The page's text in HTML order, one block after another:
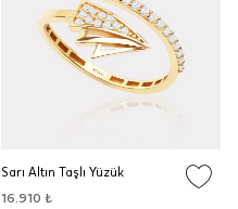
Sarı Altın Taşlı Yüzük
16.910 ₺